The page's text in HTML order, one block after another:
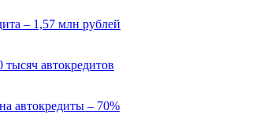
– 1,57 млн рублей
автокредитов
автокредиты – 70%